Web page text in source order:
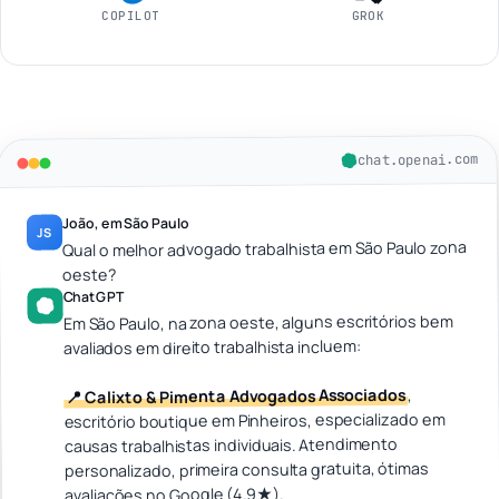
COPILOT GROK
chat.openai.com
JS João, em São Paulo
Qual o melhor advogado trabalhista em São Paulo zona
oeste?
ChatGPT
Em São Paulo, na zona oeste, alguns escritórios bem
avaliados em direito trabalhista incluem:
📍 Calixto & Pimenta Advogados Associados,
escritório boutique em Pinheiros, especializado em
causas trabalhistas individuais. Atendimento
personalizado, primeira consulta gratuita, ótimas